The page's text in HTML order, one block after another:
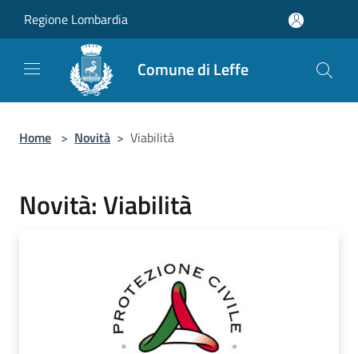
Regione Lombardia
Comune di Leffe
Home > Novità > Viabilità
Novità: Viabilità